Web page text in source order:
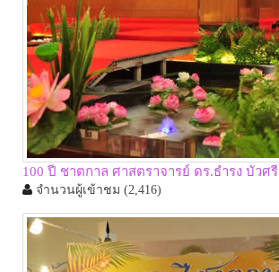
100 ปี ชาตกาล ศาสตราจารย์ ดร.ธำรง บัวศรี
จำนวนผู้เข้าชม (2,416)